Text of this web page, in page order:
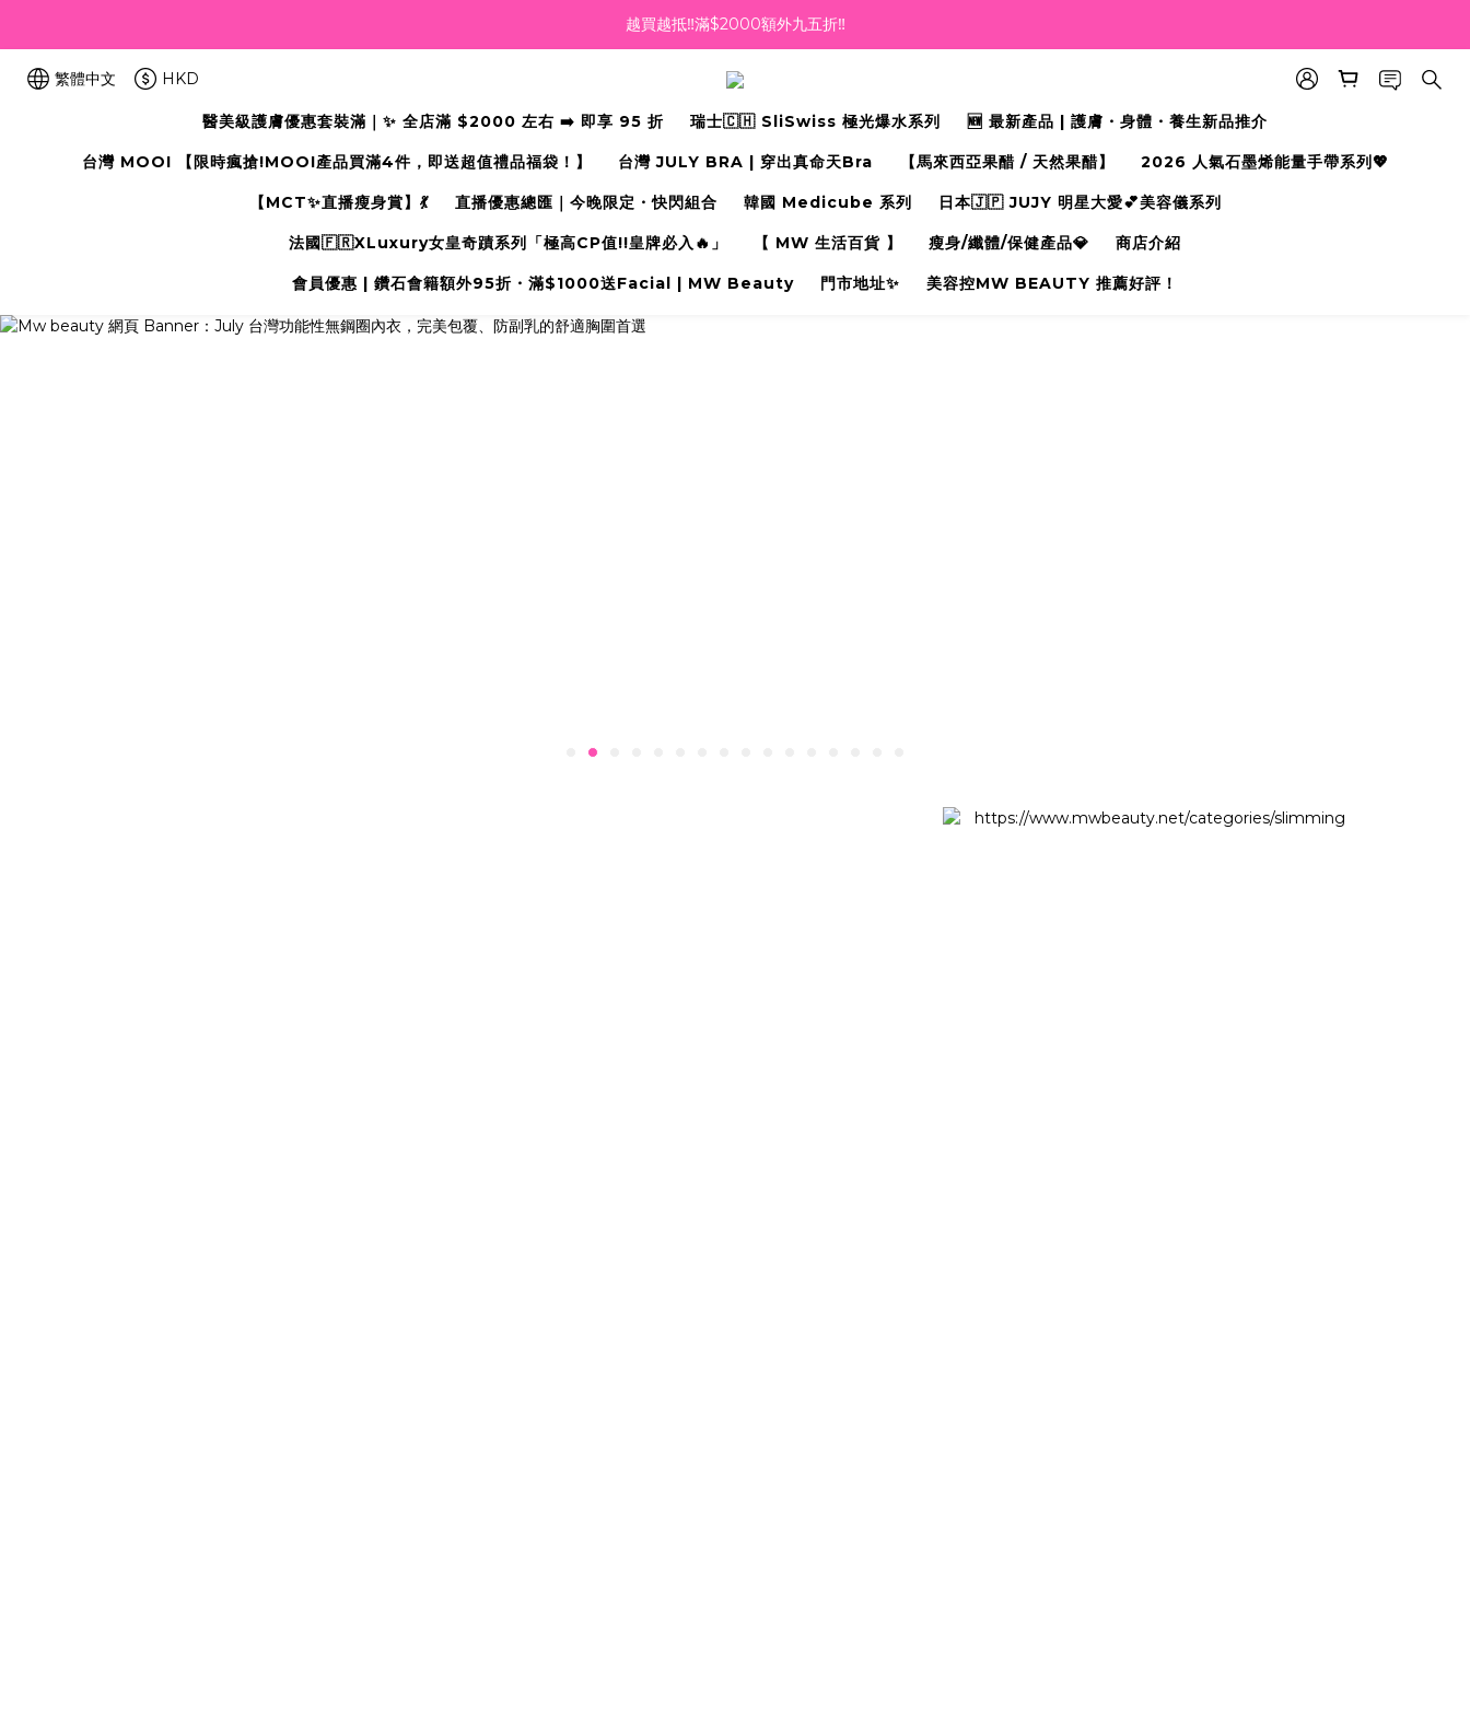
越買越抵‼️滿$2000額外九五折‼️
越買越抵‼️滿$2000額外九五折‼️
☀️【Summer Sales 盛夏狂歡】滿 $700 即減 $40！🔥
滿千即送你免費美容療程🎁
越買越抵‼️滿$2000額外九五折‼️
繁體中文 HKD
醫美級護膚優惠套裝滿｜✨ 全店滿 $2000 左右 ➡️ 即享 95 折 瑞士🇨🇭 SliSwiss 極光爆水系列 🆕 最新產品 | 護膚・身體・養生新品推介
台灣 MOOI 【限時瘋搶!MOOI產品買滿4件，即送超值禮品福袋！】 台灣 JULY BRA | 穿出真命天Bra⁠ 【馬來西亞果醋 / 天然果醋】 2026 人氣石墨烯能量手帶系列💖
【MCT✨直播瘦身賞】💃 直播優惠總匯｜今晚限定・快閃組合 韓國 Medicube 系列 日本🇯🇵 JUJY 明星大愛💕美容儀系列
法國🇫🇷XLuxury女皇奇蹟系列「極高CP值!!皇牌必入🔥」 【 MW 生活百貨 】 瘦身/纖體/保健產品💎 商店介紹
會員優惠 | 鑽石會籍額外95折・滿$1000送Facial | MW Beauty 門市地址✨ 美容控MW BEAUTY 推薦好評！